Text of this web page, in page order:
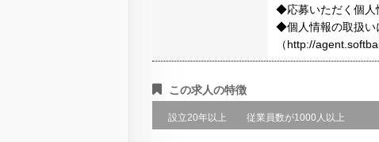
◆応募いただく個人
◆個人情報の取扱い
（http://
この求人の特徴
設立20年以上 従業員数が1000人以上